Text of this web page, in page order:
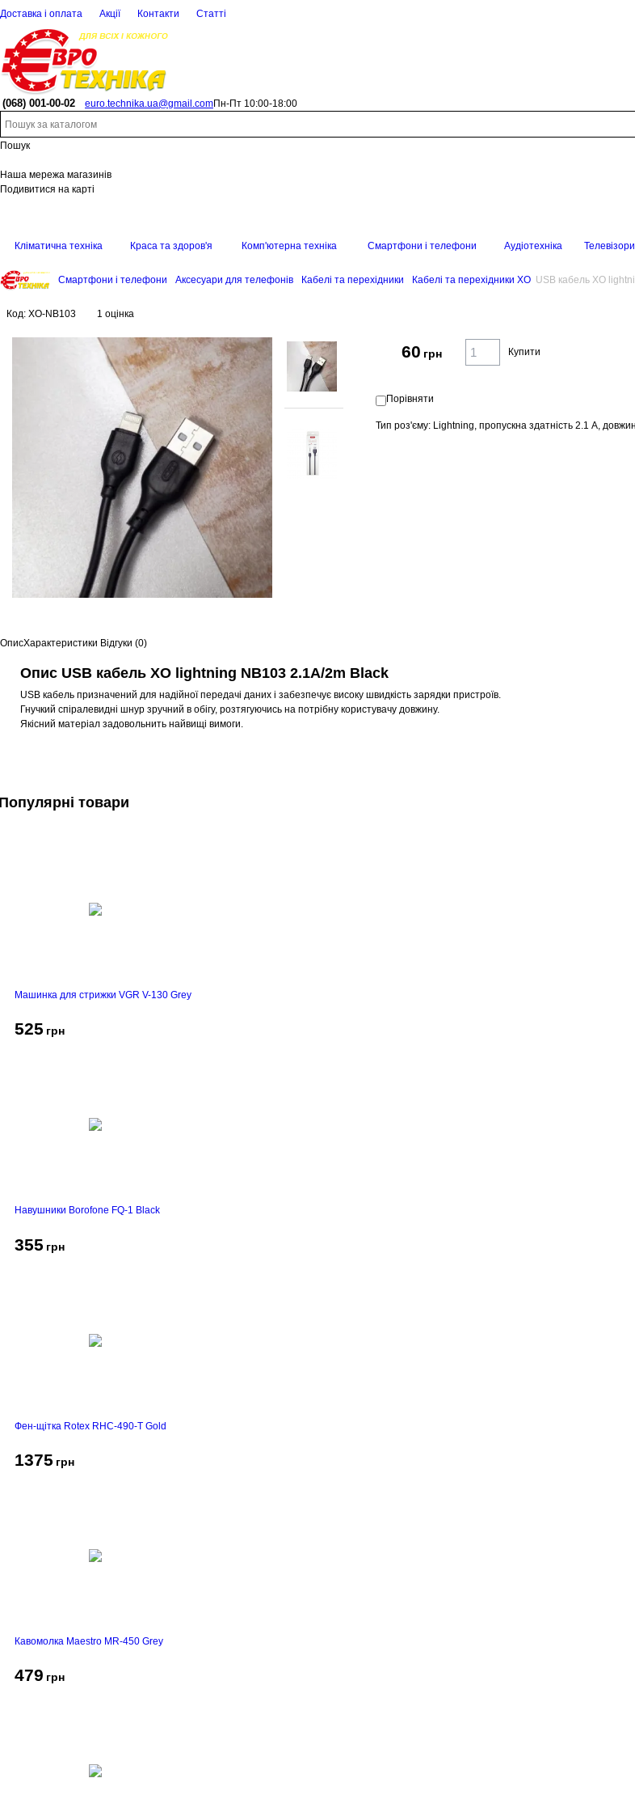
Доставка і оплата Акції Контакти Статті
(068) 001-00-02 euro.technika.ua@gmail.comПн-Пт 10:00-18:00
Пошук
Наша мережа магазинів
Подивитися на карті
Кліматична техніка Краса та здоров'я Комп'ютерна техніка Смартфони і телефони Аудіотехніка Телевізори
Смартфони і телефони Аксесуари для телефонів Кабелі та перехідники Кабелі та перехідники XO USB кабель XO
Код: XO-NB103 1 оцінка
60 грн Купити
Порівняти
Тип роз'єму: Lightning, пропускна здатність 2.1 A,
ОписХарактеристики Відгуки (0)
Опис USB кабель XO lightning NB103 2.1A/2m Black
USB кабель призначений для надійної передачі даних і забезпечує високу швидкість зарядки пристроїв.
Гнучкий спіралевидні шнур зручний в обігу, розтягуючись на потрібну користувачу довжину.
Якісний матеріал задовольнить найвищі вимоги.
товари
Машинка для стрижки VGR V-130 Grey
525 грн
Навушники Borofone FQ-1 Black
355 грн
Фен-щітка Rotex RHC-490-T Gold
1375 грн
Кавомолка Maestro MR-450 Grey
479 грн